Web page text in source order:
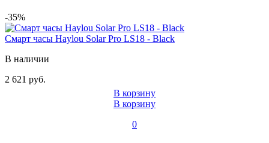
-35%
Смарт часы Haylou Solar Pro LS18 - Black
В наличии
2 621 руб.
В корзину
В корзину
0